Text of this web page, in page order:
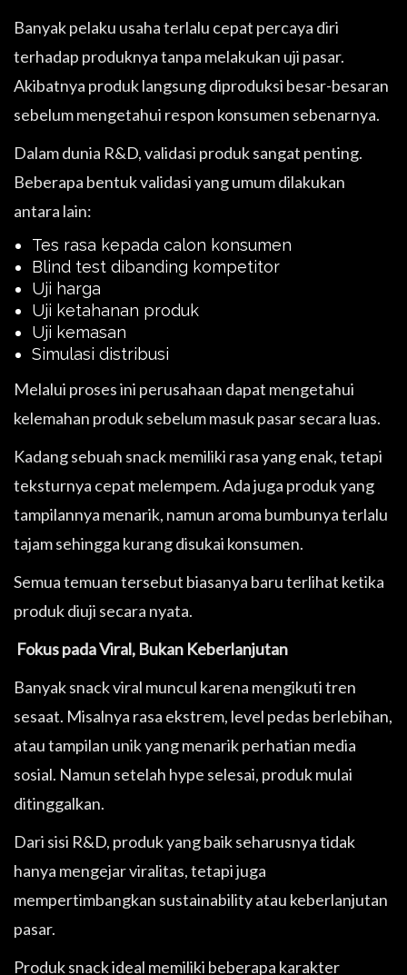
Banyak pelaku usaha terlalu cepat percaya diri
terhadap produknya tanpa melakukan uji pasar.
Akibatnya produk langsung diproduksi besar-besaran
sebelum mengetahui respon konsumen sebenarnya.
Dalam dunia R&D, validasi produk sangat penting.
Beberapa bentuk validasi yang umum dilakukan
antara lain:
Tes rasa kepada calon konsumen
Blind test dibanding kompetitor
Uji harga
Uji ketahanan produk
Uji kemasan
Simulasi distribusi
Melalui proses ini perusahaan dapat mengetahui
kelemahan produk sebelum masuk pasar secara luas.
Kadang sebuah snack memiliki rasa yang enak, tetapi
teksturnya cepat melempem. Ada juga produk yang
tampilannya menarik, namun aroma bumbunya terlalu
tajam sehingga kurang disukai konsumen.
Semua temuan tersebut biasanya baru terlihat ketika
produk diuji secara nyata.
Fokus pada Viral, Bukan Keberlanjutan
Banyak snack viral muncul karena mengikuti tren
sesaat. Misalnya rasa ekstrem, level pedas berlebihan,
atau tampilan unik yang menarik perhatian media
sosial. Namun setelah hype selesai, produk mulai
ditinggalkan.
Dari sisi R&D, produk yang baik seharusnya tidak
hanya mengejar viralitas, tetapi juga
mempertimbangkan sustainability atau keberlanjutan
pasar.
Produk snack ideal memiliki beberapa karakter